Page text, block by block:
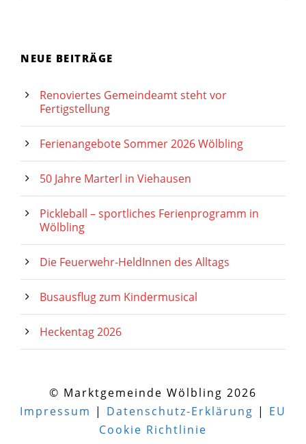
NEUE BEITRÄGE
Renoviertes Gemeindeamt steht vor
Fertigstellung
Ferienangebote Sommer 2026 Wölbling
50 Jahre Marterl in Viehausen
Pickleball – sportliches Ferienprogramm in
Wölbling
Die Feuerwehr-HeldInnen des Alltags
Busausflug zum Kindermusical
Heckentag 2026
© Marktgemeinde Wölbling 2026
Impressum | Datenschutz-Erklärung | EU
Cookie Richtlinie